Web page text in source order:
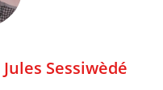
Jules Sessiwèdé